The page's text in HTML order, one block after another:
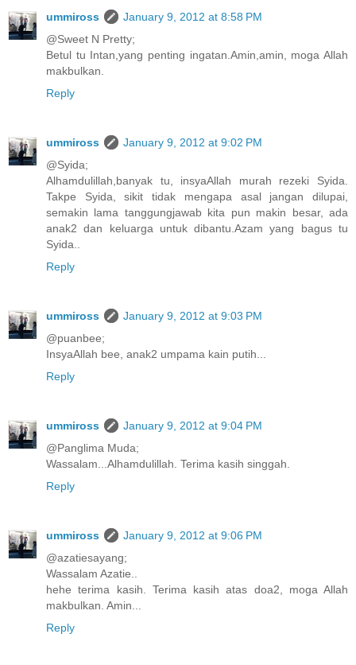
ummiross
January 9, 2012 at 8:58 PM
@Sweet N Pretty;
Betul tu Intan,yang penting ingatan.Amin,amin, moga Allah
makbulkan.
Reply
ummiross
January 9, 2012 at 9:02 PM
@Syida;
Alhamdulillah,banyak tu, insyaAllah murah rezeki Syida.
Takpe Syida, sikit tidak mengapa asal jangan dilupai,
semakin lama tanggungjawab kita pun makin besar, ada
anak2 dan keluarga untuk dibantu.Azam yang bagus tu
Syida..
Reply
ummiross
January 9, 2012 at 9:03 PM
@puanbee;
InsyaAllah bee, anak2 umpama kain putih...
Reply
ummiross
January 9, 2012 at 9:04 PM
@Panglima Muda;
Wassalam...Alhamdulillah. Terima kasih singgah.
Reply
ummiross
January 9, 2012 at 9:06 PM
@azatiesayang;
Wassalam Azatie..
hehe terima kasih. Terima kasih atas doa2, moga Allah
makbulkan. Amin...
Reply